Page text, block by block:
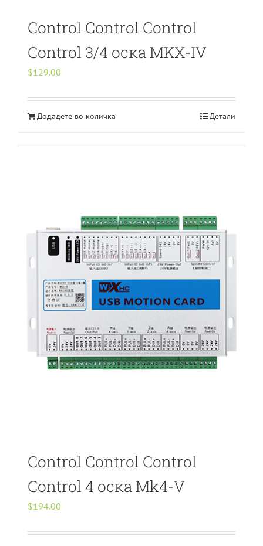
Control Control Control
Control 3/4 оска MKX-IV
$129.00
Додадете во количка Детали
Control Control Control
Control 4 оска Mk4-V
$194.00